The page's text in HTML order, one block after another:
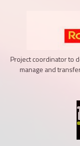
Project coordinator to
manage and